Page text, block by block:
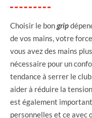
Choisir le bongrip
de vos mains, votre
vous avez des mains
nécessaire pour un
tendance à serrer le
aider à réduire la
est également
personnelles et ce avec